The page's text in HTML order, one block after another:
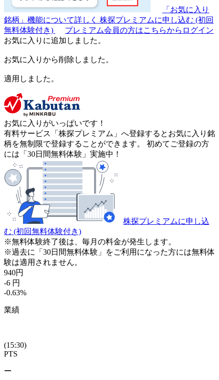
「お気に入り
銘柄」機能について詳しく 株探プレミアムに申し込む (初回
無料体験付き)
プレミアム会員の方はこちらからログイン
お気に入りに追加しました。
お気に入りから削除しました。
適用しました。
お気に入りがいっぱいです！
有料サービス「株探プレミアム」へ登録するとお気に入り銘
柄を無制限で登録することができます。 初めてご登録の方
には「30日間無料体験」実施中！
株探プレミアムに申し込
む (初回無料体験付き)
※無料体験終了後は、毎月の料金が発生します。
※過去に「30日間無料体験」をご利用になった方には無料体
験は適用されません。
940円
-6 円
-0.63%
業績
(15:30)
PTS
ー